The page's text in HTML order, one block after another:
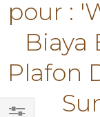
pour :
Biaya
Plafon